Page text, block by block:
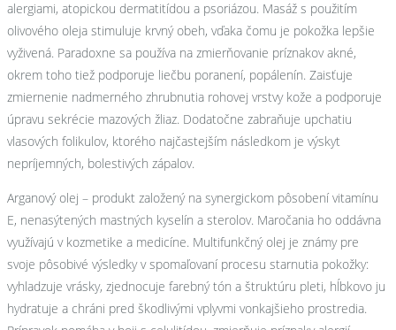
alergiami, atopickou dermatitídou a psoriázou. Masáž s použitím
olivového oleja stimuluje krvný obeh, vďaka čomu je pokožka lepšie
vyživená. Paradoxne sa používa na zmierňovanie príznakov akné,
okrem toho tiež podporuje liečbu poranení, popálenín. Zaisťuje
zmiernenie nadmerného zhrubnutia rohovej vrstvy kože a podporuje
úpravu sekrécie mazových žliaz. Dodatočne zabraňuje upchatiu
vlasových folikulov, ktorého najčastejším následkom je výskyt
nepríjemných, bolestivých zápalov.
Arganový olej – produkt založený na synergickom pôsobení vitamínu
E, nenasýtených mastných kyselín a sterolov. Maročania ho oddávna
využívajú v kozmetike a medicíne. Multifunkčný olej je známy pre
svoje pôsobivé výsledky v spomaľovaní procesu starnutia pokožky:
vyhladzuje vrásky, zjednocuje farebný tón a štruktúru pleti, hĺbkovo ju
hydratuje a chráni pred škodlivými vplyvmi vonkajšieho prostredia.